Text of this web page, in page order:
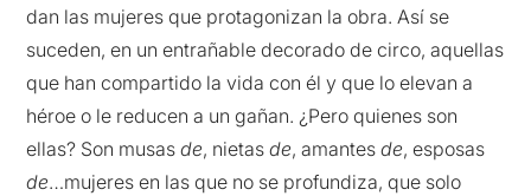
dan las mujeres que protagonizan la obra. Así se
suceden, en un entrañable decorado de circo, aquellas
que han compartido la vida con él y que lo elevan a
héroe o le reducen a un gañan. ¿Pero quienes son
ellas? Son musasde, nietasde, amantesde, esposas
de…mujeres en las que no se profundiza, que solo